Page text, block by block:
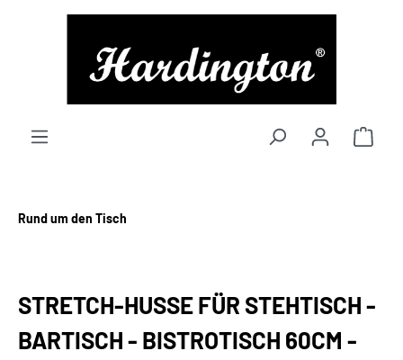
springen
Rund um den Tisch
STRETCH-HUSSE FÜR STEHTISCH -
BARTISCH - BISTROTISCH 60CM -